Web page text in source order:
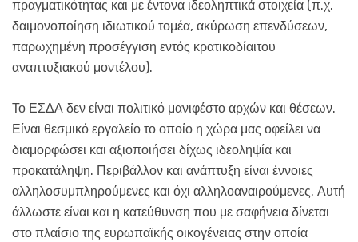
πραγματικότητας και με έντονα ιδεοληπτικά στοιχεία (π.χ.
δαιμονοποίηση ιδιωτικού τομέα, ακύρωση επενδύσεων,
παρωχημένη προσέγγιση εντός κρατικοδίαιτου
αναπτυξιακού μοντέλου).
Το ΕΣΔΑ δεν είναι πολιτικό μανιφέστο αρχών και θέσεων.
Είναι θεσμικό εργαλείο το οποίο η χώρα μας οφείλει να
διαμορφώσει και αξιοποιήσει δίχως ιδεοληψία και
προκατάληψη. Περιβάλλον και ανάπτυξη είναι έννοιες
αλληλοσυμπληρούμενες και όχι αλληλοαναιρούμενες. Αυτή
άλλωστε είναι και η κατεύθυνση που με σαφήνεια δίνεται
στο πλαίσιο της ευρωπαϊκής οικογένειας στην οποία